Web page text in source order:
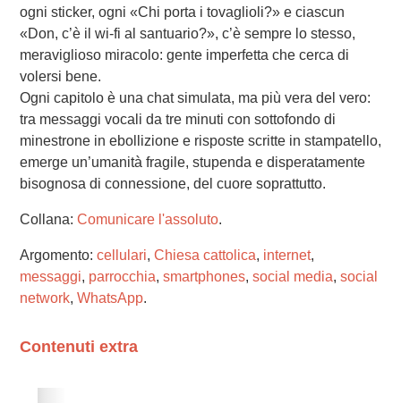
ogni sticker, ogni «Chi porta i tovaglioli?» e ciascun
«Don, c’è il wi-fi al santuario?», c’è sempre lo stesso,
meraviglioso miracolo: gente imperfetta che cerca di
volersi bene.
Ogni capitolo è una chat simulata, ma più vera del vero:
tra messaggi vocali da tre minuti con sottofondo di
minestrone in ebollizione e risposte scritte in stampatello,
emerge un’umanità fragile, stupenda e disperatamente
bisognosa di connessione, del cuore soprattutto.
Collana: Comunicare l'assoluto.
Argomento: cellulari, Chiesa cattolica, internet,
messaggi, parrocchia, smartphones, social media, social
network, WhatsApp.
Contenuti extra